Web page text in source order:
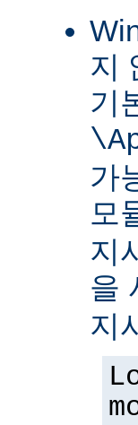
지
기
가
모
지
을
지